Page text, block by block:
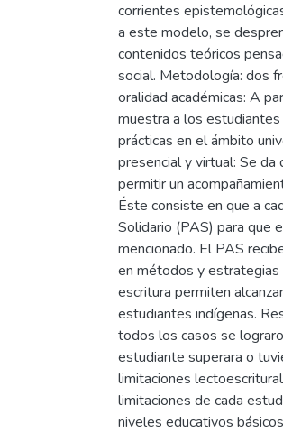
corrientes
a este modelo, se
contenidos teóricos
social. Metodología: dos
oralidad académicas: A
muestra a los
prácticas en el ámbito
presencial y virtual: Se da
permitir un
Éste consiste en que a
Solidario (PAS) para que
mencionado. El PAS
en métodos y
escritura permiten
estudiantes indígenas.
todos los casos se
estudiante superara o
limitaciones
limitaciones de cada
niveles educativos